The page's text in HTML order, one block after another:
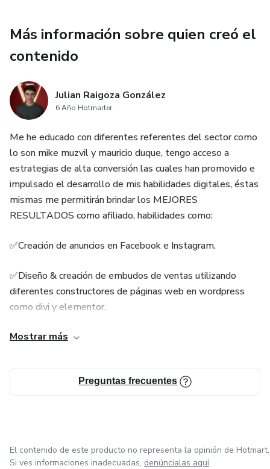
Más información sobre quien creó el
contenido
Julian Raigoza González
6 Año Hotmarter
Me he educado con diferentes referentes del sector como
lo son mike muzvil y mauricio duque, tengo acceso a
estrategias de alta conversión las cuales han promovido e
impulsado el desarrollo de mis habilidades digitales, éstas
mismas me permitirán brindar los MEJORES
RESULTADOS como afiliado, habilidades como:
✅Creación de anuncios en Facebook e Instagram.
✅Diseño & creación de embudos de ventas utilizando
diferentes constructores de páginas web en wordpress
como divi y elementor.
✅Uso y aprovechamiento de la Inteligencia Artificial para
✅Compresión de mi buyer persona, publico objetivo y nicho
que me permiten generar guiones de copy altamente
(nota) actualmente estoy incursionando en marketing de
afiliados de infoproductos con hotmart, pues tengo una
Mostrar más
Preguntas frecuentes
El contenido de este producto no representa la opinión de Hotmart.
Si ves informaciones inadecuadas, denúncialas aquí